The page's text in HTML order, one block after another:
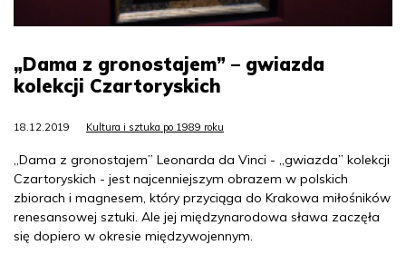
„Dama z gronostajem” – gwiazda
kolekcji Czartoryskich
18.12.2019 Kultura i sztuka po 1989 roku
„Dama z gronostajem” Leonarda da Vinci - „gwiazda” kolekcji
Czartoryskich - jest najcenniejszym obrazem w polskich
zbiorach i magnesem, który przyciąga do Krakowa miłośników
renesansowej sztuki. Ale jej międzynarodowa sława zaczęła
się dopiero w okresie międzywojennym.